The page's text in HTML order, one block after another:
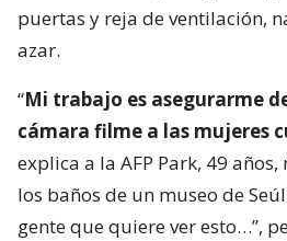
puertas y reja de ventilación,
azar.
“Mi trabajo es asegurarme
cámara filme a las mujeres
explica a la AFP Park, 49
los baños de un museo de
gente que quiere ver esto…”,